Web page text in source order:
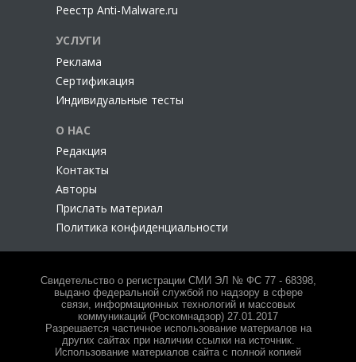
Реестр Anti-Malware.ru
УСЛУГИ
Реклама
Сертификация
Индивидуальные тесты
О НАС
Редакция
Контакты
Авторы
Прислать материал
Политика конфиденциальности
Свидетельство о регистрации СМИ ЭЛ № ФС 77 - 68398,
выдано федеральной службой по надзору в сфере
связи, информационных технологий и массовых
коммуникаций (Роскомнадзор) 27.01.2017
Разрешается частичное использование материалов на
других сайтах при наличии ссылки на источник.
Использование материалов сайта с полной копией